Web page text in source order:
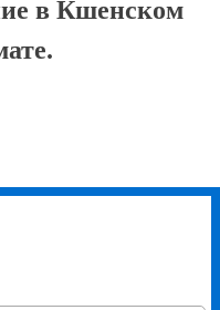
в Кшенском